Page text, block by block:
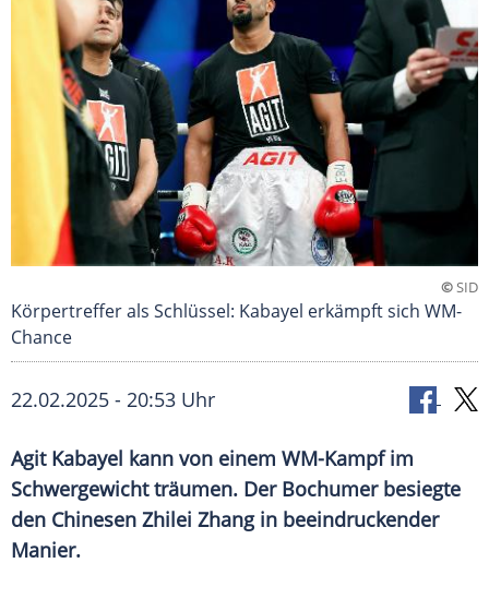
©SID
Körpertreffer als Schlüssel: Kabayel erkämpft sich WM-
Chance
22.02.2025 - 20:53 Uhr
Agit Kabayel kann von einem WM-Kampf im
Schwergewicht träumen. Der Bochumer besiegte
den Chinesen Zhilei Zhang in beeindruckender
Manier.